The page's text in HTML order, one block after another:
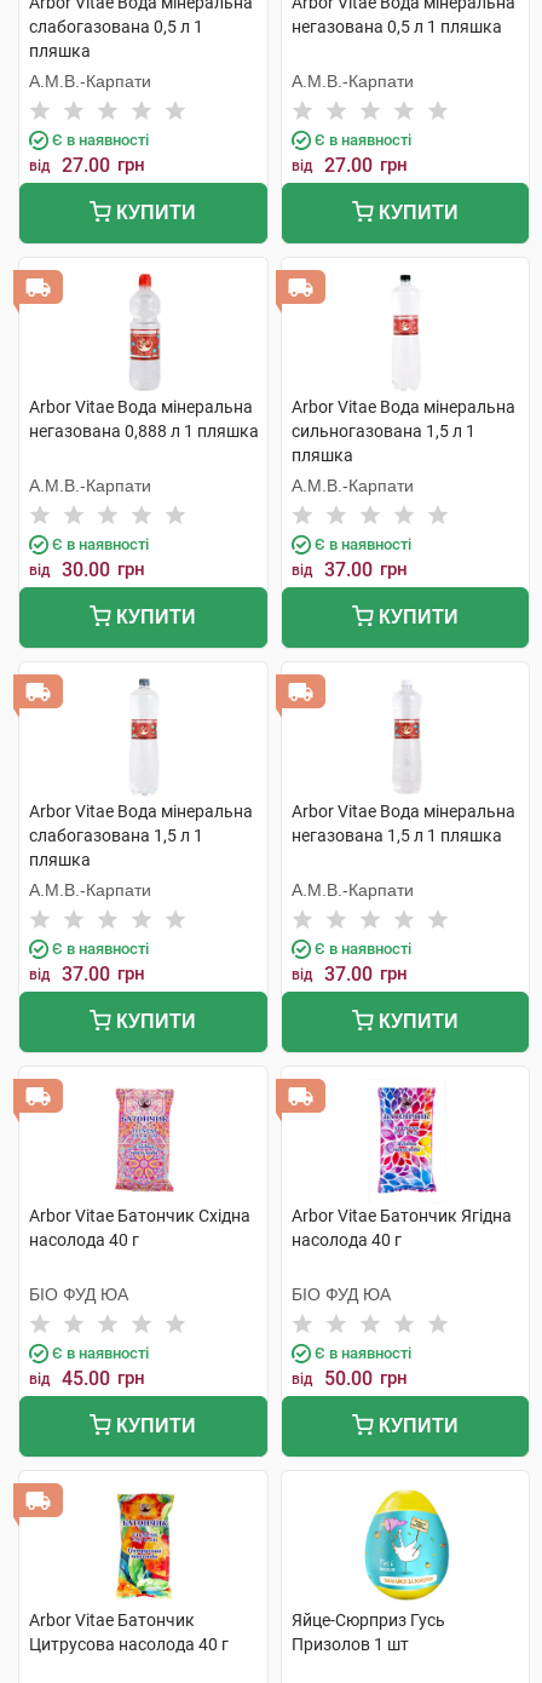
слабогазована 0,5 л 1
пляшка
А.М.В.-Карпати
Є в наявності
від 27.00 грн
КУПИТИ
негазована 0,5 л 1 пляшка
А.М.В.-Карпати
Є в наявності
від 27.00 грн
КУПИТИ
Arbor Vitae Вода мінеральна
негазована 0,888 л 1 пляшка
А.М.В.-Карпати
Є в наявності
від 30.00 грн
КУПИТИ
Arbor Vitae Вода мінеральна
сильногазована 1,5 л 1
пляшка
А.М.В.-Карпати
Є в наявності
від 37.00 грн
КУПИТИ
Arbor Vitae Вода мінеральна
слабогазована 1,5 л 1
пляшка
А.М.В.-Карпати
Є в наявності
від 37.00 грн
КУПИТИ
Arbor Vitae Вода мінеральна
негазована 1,5 л 1 пляшка
А.М.В.-Карпати
Є в наявності
від 37.00 грн
КУПИТИ
Arbor Vitae Батончик Східна
насолода 40 г
БІО ФУД ЮА
Є в наявності
від 45.00 грн
КУПИТИ
Arbor Vitae Батончик Ягідна
насолода 40 г
БІО ФУД ЮА
Є в наявності
від 50.00 грн
КУПИТИ
Arbor Vitae Батончик
Цитрусова насолода 40 г
Яйце-Сюрприз Гусь
Призолов 1 шт